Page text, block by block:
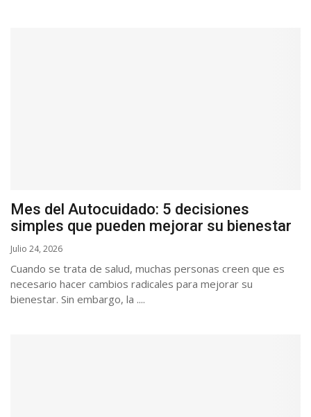
Mes del Autocuidado: 5 decisiones
simples que pueden mejorar su bienestar
Julio 24, 2026
Cuando se trata de salud, muchas personas creen que es
necesario hacer cambios radicales para mejorar su
bienestar. Sin embargo, la ....